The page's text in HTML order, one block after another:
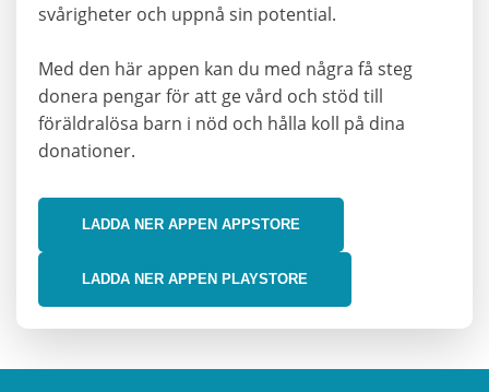
svårigheter och uppnå sin potential.
Med den här appen kan du med några få steg
donera pengar för att ge vård och stöd till
föräldralösa barn i nöd och hålla koll på dina
donationer.
LADDA NER APPEN APPSTORE
LADDA NER APPEN PLAYSTORE